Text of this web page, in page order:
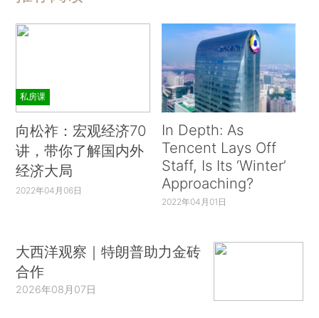
私房课
向松祚：宏观经济70
讲，带你了解国内外
经济大局
2022年04月06日
In Depth: As
Tencent Lays Off
Staff, Is Its ‘Winter’
Approaching?
2022年04月01日
大西洋观察｜特朗普助力金砖
合作
2026年08月07日